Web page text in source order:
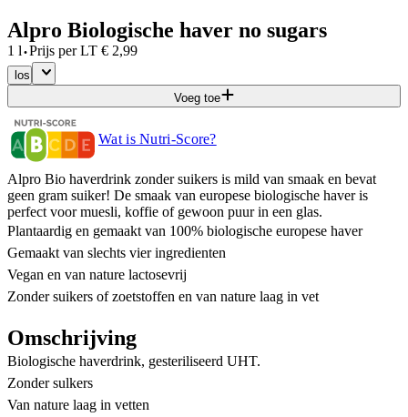
Alpro Biologische haver no sugars
1 l·Prijs per LT € 2,99
los
Voeg toe
Wat is Nutri-Score?
Alpro Bio haverdrink zonder suikers is mild van smaak en bevat
geen gram suiker! De smaak van europese biologische haver is
perfect voor muesli, koffie of gewoon puur in een glas.
Plantaardig en gemaakt van 100% biologische europese haver
Gemaakt van slechts vier ingredienten
Vegan en van nature lactosevrij
Zonder suikers of zoetstoffen en van nature laag in vet
Omschrijving
Biologische haverdrink, gesteriliseerd UHT.
Zonder sulkers
Van nature laag in vetten